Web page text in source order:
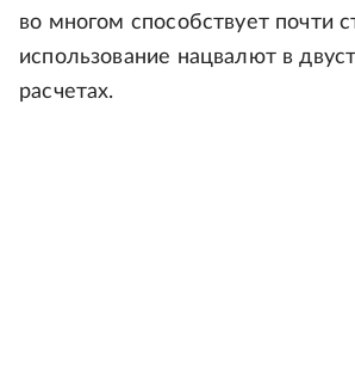
во многом способствует почти
использование нацвалют в
расчетах.